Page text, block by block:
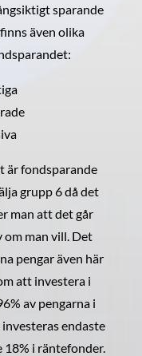
sparande
även olika
är fondsparande
grupp 6 då det
man att det går
man vill. Det
pengar även här
att investera i
av pengarna i
endaste
i räntefonder.